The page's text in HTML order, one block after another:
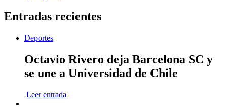
Entradas recientes
Deportes
Octavio Rivero deja Barcelona SC y
se une a Universidad de Chile
Leer entrada